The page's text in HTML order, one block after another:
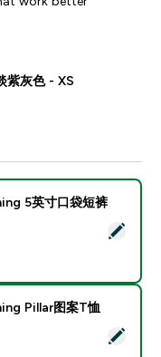
紫灰色 - XS
Training 5英寸口
5英寸口袋短裤
Training Pillar图案
Pillar图案T恤